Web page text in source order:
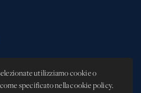
utilizziamo cookie o
specificato nella cookie policy.